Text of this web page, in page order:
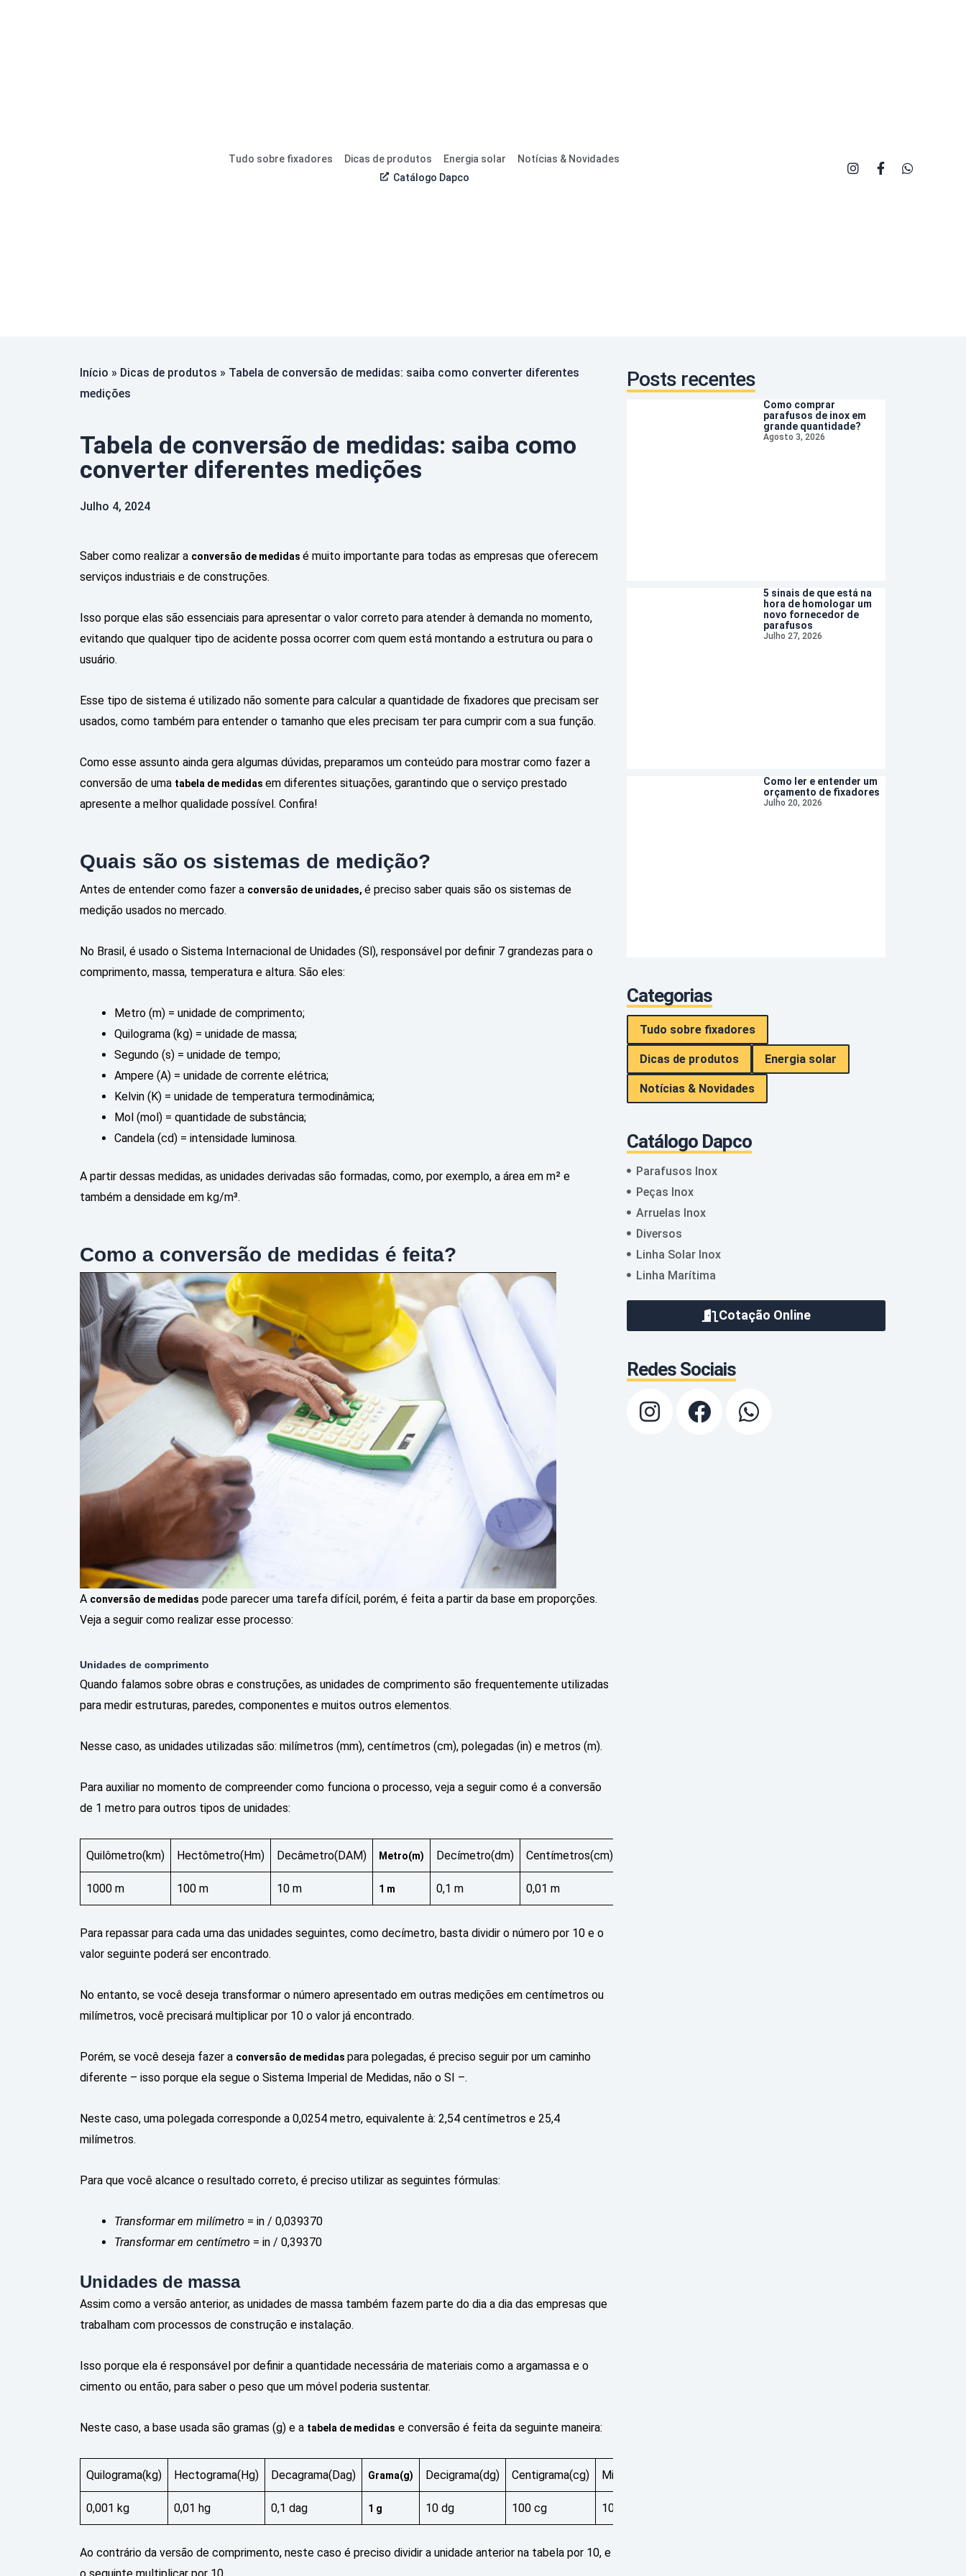
Tudo sobre fixadores Dicas de produtos Energia solar
Notícias & Novidades
Catálogo Dapco
Início » Dicas de produtos » Tabela de conversão de medidas: saiba como converter diferentes
medições
Tabela de conversão de medidas: saiba como
converter diferentes medições
Julho 4, 2024
Saber como realizar a conversão de medidas é muito importante para todas as empresas que oferecem
serviços industriais e de construções.
Isso porque elas são essenciais para apresentar o valor correto para atender à demanda no momento,
evitando que qualquer tipo de acidente possa ocorrer com quem está montando a estrutura ou para o
usuário.
Esse tipo de sistema é utilizado não somente para calcular a quantidade de fixadores que precisam ser
usados, como também para entender o tamanho que eles precisam ter para cumprir com a sua função.
Como esse assunto ainda gera algumas dúvidas, preparamos um conteúdo para mostrar como fazer a
conversão de uma tabela de medidas em diferentes situações, garantindo que o serviço prestado
apresente a melhor qualidade possível. Confira!
Quais são os sistemas de medição?
Antes de entender como fazer a conversão de unidades, é preciso saber quais são os sistemas de
medição usados no mercado.
No Brasil, é usado o Sistema Internacional de Unidades (Sl), responsável por definir 7 grandezas para o
comprimento, massa, temperatura e altura. São eles:
Metro (m) = unidade de comprimento;
Quilograma (kg) = unidade de massa;
Segundo (s) = unidade de tempo;
Ampere (A) = unidade de corrente elétrica;
Kelvin (K) = unidade de temperatura termodinâmica;
Mol (mol) = quantidade de substância;
Candela (cd) = intensidade luminosa.
A partir dessas medidas, as unidades derivadas são formadas, como, por exemplo, a área em m² e
também a densidade em kg/m³.
Como a conversão de medidas é feita?
A conversão de medidas pode parecer uma tarefa difícil, porém, é feita a partir da base em proporções.
Veja a seguir como realizar esse processo:
Unidades de comprimento
Quando falamos sobre obras e construções, as unidades de comprimento são frequentemente utilizadas
para medir estruturas, paredes, componentes e muitos outros elementos.
Nesse caso, as unidades utilizadas são: milímetros (mm), centímetros (cm), polegadas (in) e metros (m).
Para auxiliar no momento de compreender como funciona o processo, veja a seguir como é a conversão
de 1 metro para outros tipos de unidades:
Quilômetro(km) Hectômetro(Hm) Decâmetro(DAM) Metro(m) Decímetro(dm) Centímetros(cm)
1000 m 100 m 10 m 1 m 0,1 m 0,01 m
Para repassar para cada uma das unidades seguintes, como decímetro, basta dividir o número por 10 e o
valor seguinte poderá ser encontrado.
No entanto, se você deseja transformar o número apresentado em outras medições em centímetros ou
milímetros, você precisará multiplicar por 10 o valor já encontrado.
Porém, se você deseja fazer a conversão de medidas para polegadas, é preciso seguir por um caminho
diferente – isso porque ela segue o Sistema Imperial de Medidas, não o SI –.
Neste caso, uma polegada corresponde a 0,0254 metro, equivalente à: 2,54 centímetros e 25,4
milímetros.
Para que você alcance o resultado correto, é preciso utilizar as seguintes fórmulas:
Transformar em milímetro = in / 0,039370
Transformar em centímetro = in / 0,39370
Unidades de massa
Assim como a versão anterior, as unidades de massa também fazem parte do dia a dia das empresas que
trabalham com processos de construção e instalação.
Isso porque ela é responsável por definir a quantidade necessária de materiais como a argamassa e o
cimento ou então, para saber o peso que um móvel poderia sustentar.
Neste caso, a base usada são gramas (g) e a tabela de medidas e conversão é feita da seguinte maneira:
Quilograma(kg) Hectograma(Hg) Decagrama(Dag) Grama(g) Decigrama(dg) Centigrama(cg) Miligrama(mg)
0,001 kg 0,01 hg 0,1 dag 1 g 10 dg 100 cg 1000 mg
Ao contrário da versão de comprimento, neste caso é preciso dividir a unidade anterior na tabela por 10, e
Posts recentes
Como comprar
parafusos de inox em
grande quantidade?
Agosto 3, 2026
5 sinais de que está na
hora de homologar um
novo fornecedor de
parafusos
Julho 27, 2026
Como ler e entender um
orçamento de fixadores
Julho 20, 2026
Categorias
Tudo sobre fixadores
Dicas de produtos Energia solar
Notícias & Novidades
Catálogo Dapco
Parafusos Inox
Peças Inox
Arruelas Inox
Diversos
Linha Solar Inox
Linha Marítima
Cotação Online
Redes Sociais